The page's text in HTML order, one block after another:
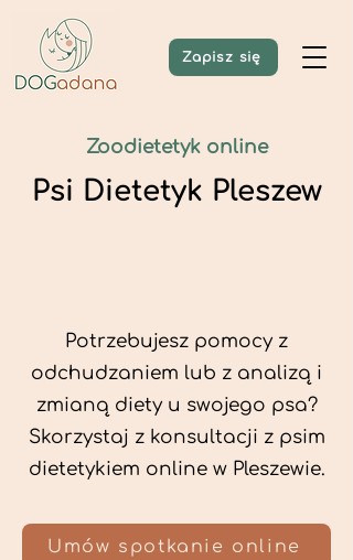
Zapisz się
Zoodietetyk online
Psi Dietetyk Pleszew
Potrzebujesz pomocy z
odchudzaniem lub z analizą i
zmianą diety u swojego psa?
Skorzystaj z konsultacji z psim
dietetykiem online w Pleszewie.
Umów spotkanie online